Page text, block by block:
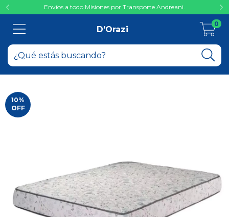
Envíos a todo Misiones por Transporte Andreani.
D'Orazi
0
10%
OFF